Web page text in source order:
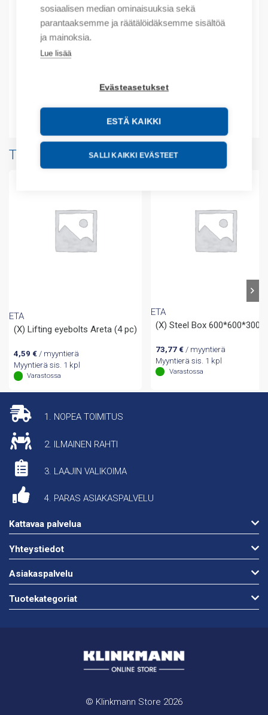
sosiaalisen median ominaisuuksia sekä
parantaaksemme ja räätälöidäksemme sisältöä
ja mainoksia.
Lue lisää
Evästeasetukset
ESTÄ KAIKKI
SALLI KAIKKI EVÄSTEET
Tuotekoodit
Tilauskoodi: ST61230
Valmistajan tuotenumero: ST61230
Tuotteita samalta valmistajalta
ETA
(X) Lifting eyebolts Areta (4 pc)
4,59 €/ myyntierä
Myyntierä sis. 1 kpl
Varastossa
ETA
(X) Steel Box 600*600*300
73,77 € / myyntierä
Myyntierä sis. 1 kpl
Varastossa
1. NOPEA TOIMITUS
2. ILMAINEN RAHTI
3. LAAJIN VALIKOIMA
4. PARAS ASIAKASPALVELU
Kattavaa palvelua
Yhteystiedot
Asiakaspalvelu
Tuotekategoriat
© Klinkmann Store 2026